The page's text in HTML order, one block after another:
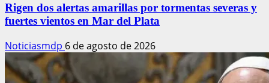
Rigen dos alertas amarillas por tormentas severas y
fuertes vientos en Mar del Plata
Noticiasmdp 6 de agosto de 2026